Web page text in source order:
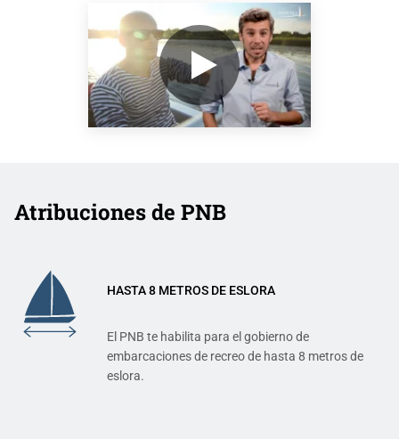
VER EL VÍDEO
Atribuciones de PNB
HASTA 8 METROS DE ESLORA
El PNB te habilita para el gobierno de
embarcaciones de recreo de hasta 8 metros de
eslora.